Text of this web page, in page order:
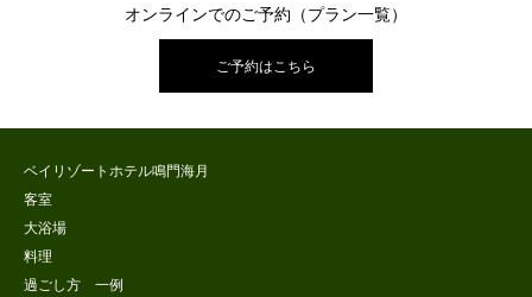
オンラインでのご予約（プラン一覧）
ご予約はこちら
ベイリゾートホテル鳴門海月
客室
大浴場
料理
過ごし方 一例